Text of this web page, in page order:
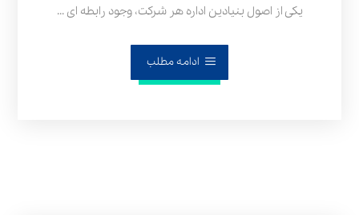
یکی از اصول بنیادین اداره هر شرکت، وجود رابطه‌ ای ...
ادامه مطلب